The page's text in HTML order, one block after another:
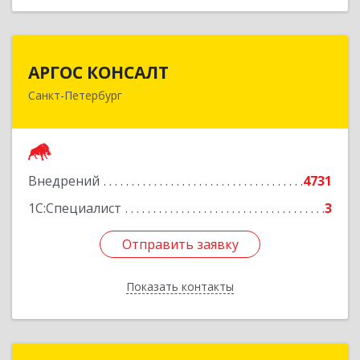
АРГОС КОНСАЛТ
Санкт-Петербург
Внедрений
4731
1С:Специалист
3
Отправить заявку
Показать контакты
196191, Санкт-Петербург г, Конституции пл,
Отправить заявку
Назад